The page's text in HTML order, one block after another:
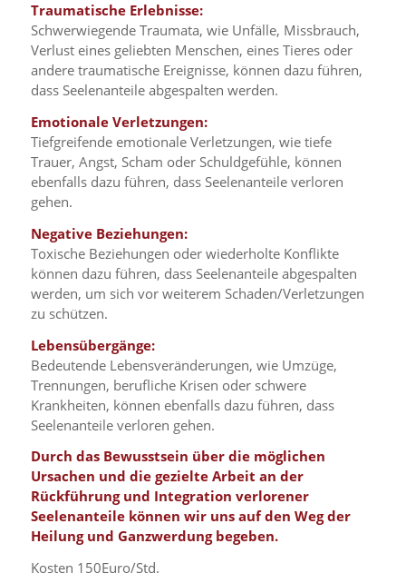
Traumatische Erlebnisse:
Schwerwiegende Traumata, wie Unfälle, Missbrauch,
Verlust eines geliebten Menschen, eines Tieres oder
andere traumatische Ereignisse, können dazu führen,
dass Seelenanteile abgespalten werden.
Emotionale Verletzungen:
Tiefgreifende emotionale Verletzungen, wie tiefe
Trauer, Angst, Scham oder Schuldgefühle, können
ebenfalls dazu führen, dass Seelenanteile verloren
gehen.
Negative Beziehungen:
Toxische Beziehungen oder wiederholte Konflikte
können dazu führen, dass Seelenanteile abgespalten
werden, um sich vor weiterem Schaden/Verletzungen
zu schützen.
Lebensübergänge:
Bedeutende Lebensveränderungen, wie Umzüge,
Trennungen, berufliche Krisen oder schwere
Krankheiten, können ebenfalls dazu führen, dass
Seelenanteile verloren gehen.
Durch das Bewusstsein über die möglichen
Ursachen und die gezielte Arbeit an der
Rückführung und Integration verlorener
Seelenanteile können wir uns auf den Weg der
Heilung und Ganzwerdung begeben.
Kosten 150Euro/Std.